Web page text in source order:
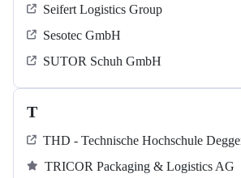
Seifert Logistics Group
Sesotec GmbH
SUTOR Schuh GmbH
T
THD - Technische Hochschule
TRICOR Packaging & Logistics AG